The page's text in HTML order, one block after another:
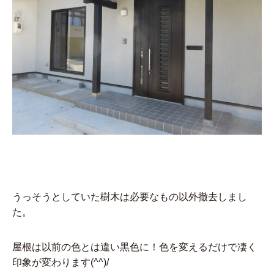
うっそうとしていた樹木は必要なもの以外撤去しまし
た。
屋根は以前の色とは違い黒色に！色を変えるだけで凄く
印象が変わります(^^)/